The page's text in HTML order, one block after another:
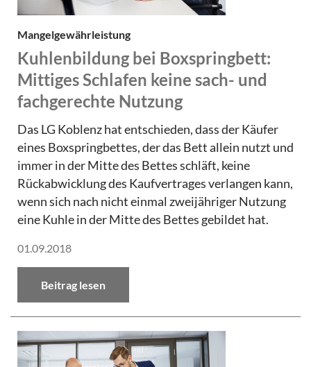
Mangelgewährleistung
Kuhlenbildung bei Boxspringbett:
Mittiges Schlafen keine sach- und
fachgerechte Nutzung
Das LG Koblenz hat entschieden, dass der Käufer
eines Boxspringbettes, der das Bett allein nutzt und
immer in der Mitte des Bettes schläft, keine
Rückabwicklung des Kaufvertrages verlangen kann,
wenn sich nach nicht einmal zweijähriger Nutzung
eine Kuhle in der Mitte des Bettes gebildet hat.
01.09.2018
Beitrag lesen